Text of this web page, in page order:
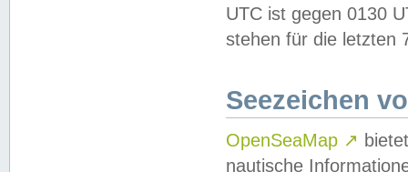
UTC ist gegen 0130
stehen für die letzten
Seezeichen
OpenSeaMap ↗
nautische